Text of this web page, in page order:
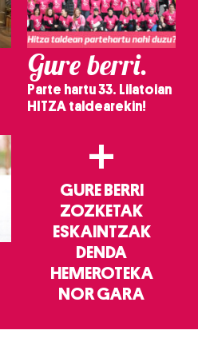
Gure berri.
Parte hartu 33. Lilatoian
HITZA taldearekin!
+
GURE BERRI
ZOZKETAK
ESKAINTZAK
DENDA
HEMEROTEKA
NOR GARA